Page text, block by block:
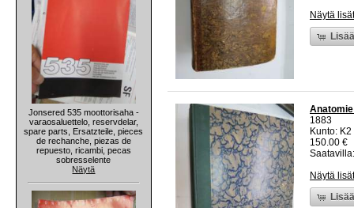
Jonsered 535 moottorisaha -
varaosaluettelo, reservdelar,
spare parts, Ersatzteile, pieces
de rechanche, piezas de
repuesto, ricambi, pecas
sobresselente
Näytä
Näytä
1883
Kunto:
150.00 €
Näytä